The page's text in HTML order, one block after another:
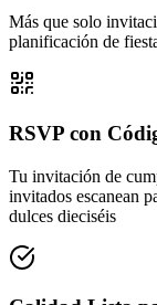
Más que solo
planificación de
RSVP con
Tu invitación de
invitados escanean
dulces dieciséis